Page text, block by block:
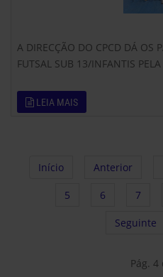
A DIRECÇÃO DO CPCD DÁ OS
FUTSAL SUB 13/INFANTIS
LEIA MAIS
Início Anterior
5 6 7
Seguinte
Pág. 4